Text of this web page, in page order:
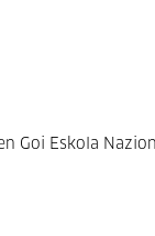
Goi Eskola